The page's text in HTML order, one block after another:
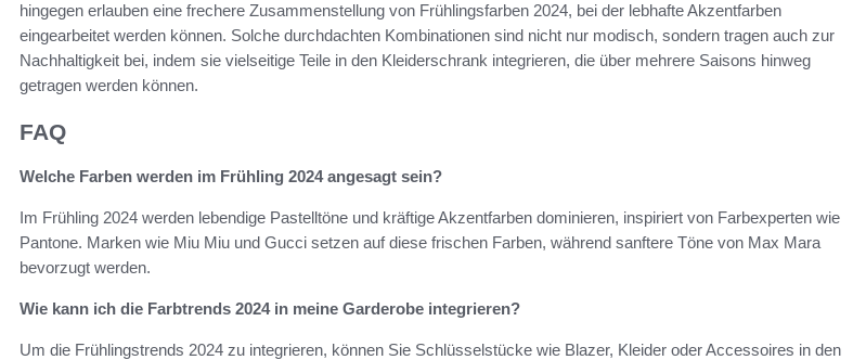
hingegen erlauben eine frechere Zusammenstellung von Frühlingsfarben 2024, bei der lebhafte Akzentfarben
eingearbeitet werden können. Solche durchdachten Kombinationen sind nicht nur modisch, sondern tragen auch zur
Nachhaltigkeit bei, indem sie vielseitige Teile in den Kleiderschrank integrieren, die über mehrere Saisons hinweg
getragen werden können.
FAQ
Welche Farben werden im Frühling 2024 angesagt sein?
Im Frühling 2024 werden lebendige Pastelltöne und kräftige Akzentfarben dominieren, inspiriert von Farbexperten wie
Pantone. Marken wie Miu Miu und Gucci setzen auf diese frischen Farben, während sanftere Töne von Max Mara
bevorzugt werden.
Wie kann ich die Farbtrends 2024 in meine Garderobe integrieren?
Um die Frühlingstrends 2024 zu integrieren, können Sie Schlüsselstücke wie Blazer, Kleider oder Accessoires in den